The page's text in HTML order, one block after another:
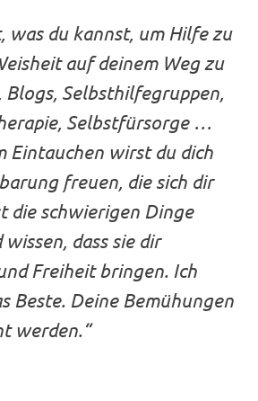
was du kannst, um Hilfe zu
auf deinem Weg zu
Blogs, Selbsthilfegruppen,
Selbstfürsorge …
Eintauchen wirst du dich
freuen, die sich dir
die schwierigen Dinge
dass sie dir
Freiheit bringen. Ich
Beste. Deine Bemühungen
werden.“